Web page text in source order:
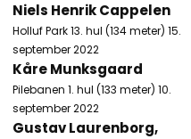
Niels Henrik Cappelen
Holluf Park 13. hul (134 meter) 15.
september 2022
Kåre Munksgaard
Pilebanen 1. hul (133 meter) 10.
september 2022
Gustav Laurenborg,